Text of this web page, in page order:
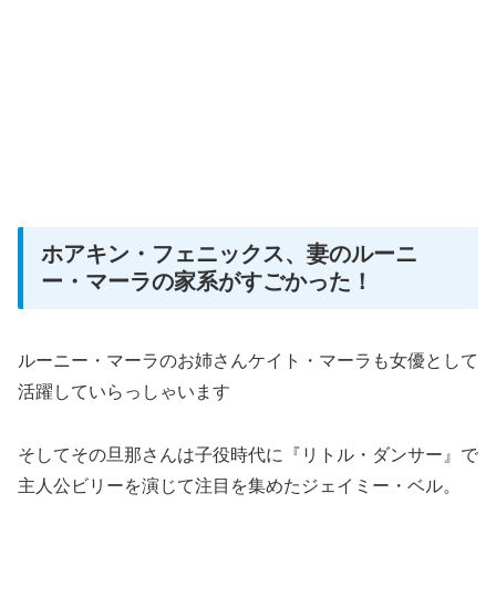
ホアキン・フェニックス、妻のルーニ
ー・マーラの家系がすごかった！
ルーニー・マーラのお姉さんケイト・マーラも女優として
活躍していらっしゃいます
そしてその旦那さんは子役時代に『リトル・ダンサー』で
主人公ビリーを演じて注目を集めたジェイミー・ベル。